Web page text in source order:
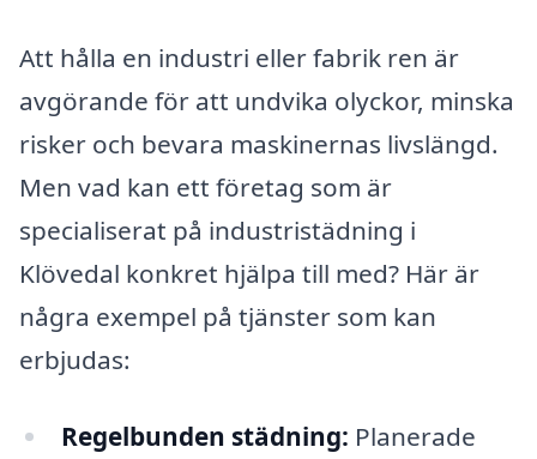
Att hålla en industri eller fabrik ren är
avgörande för att undvika olyckor, minska
risker och bevara maskinernas livslängd.
Men vad kan ett företag som är
specialiserat på industristädning i
Klövedal konkret hjälpa till med? Här är
några exempel på tjänster som kan
erbjudas:
Regelbunden städning: Planerade